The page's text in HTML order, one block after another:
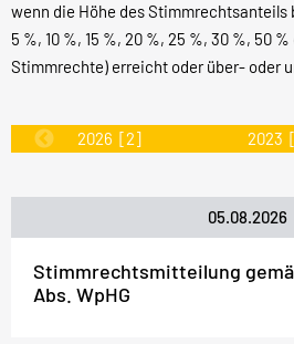
wenn die Höhe des Stimmrechtsanteils
5 %, 10 %, 15 %, 20 %, 25 %, 30 %, 50
Stimmrechte) erreicht oder über- oder
2026 [2] 2023
05.08.2026
Stimmrechtsmitteilung
Abs. WpHG